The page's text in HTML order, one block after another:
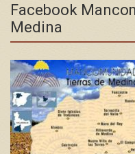
Facebook
Medina